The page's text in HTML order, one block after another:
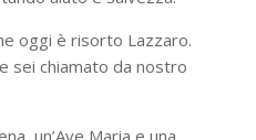
oggi è risorto Lazzaro.
sei chiamato da nostro
un’Ave Maria e una